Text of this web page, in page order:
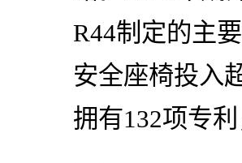
R44制定的主
安全座椅投入
拥有132项专